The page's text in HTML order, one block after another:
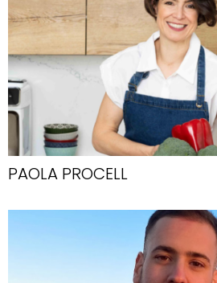
PAOLA PROCELL